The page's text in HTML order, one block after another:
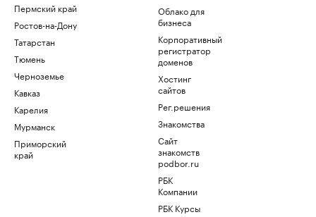
Пермский край
Ростов-на-Дону
Татарстан
Тюмень
Черноземье
Кавказ
Карелия
Мурманск
Приморский
край
Облако для
бизнеса
Корпоративный
регистратор
доменов
Хостинг
сайтов
Рег.решения
Знакомства
Сайт
знакомств
podbor.ru
РБК
Компании
РБК Курсы